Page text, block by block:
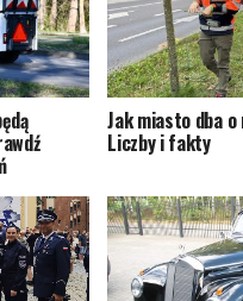
Jak miasto dba
Liczby i fakty